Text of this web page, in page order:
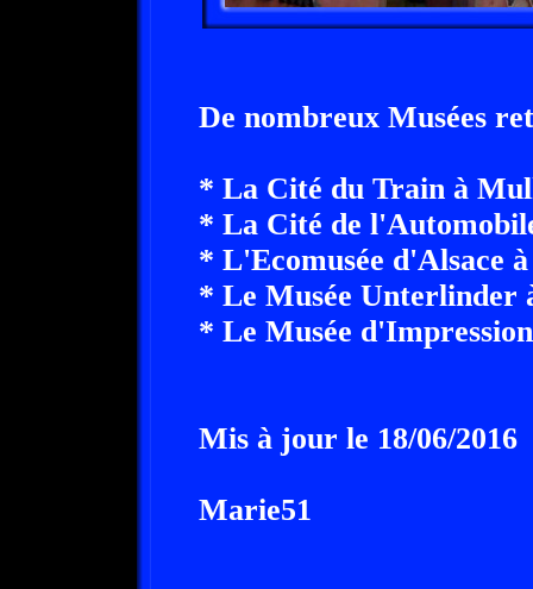
De nombreux Musées
* La Cité du Train à
* La Cité de
* L'Ecomusée d'Alsace
* Le Musée Unterlinder
* Le Musée
Mis à jour le 18/06/2016
Marie51